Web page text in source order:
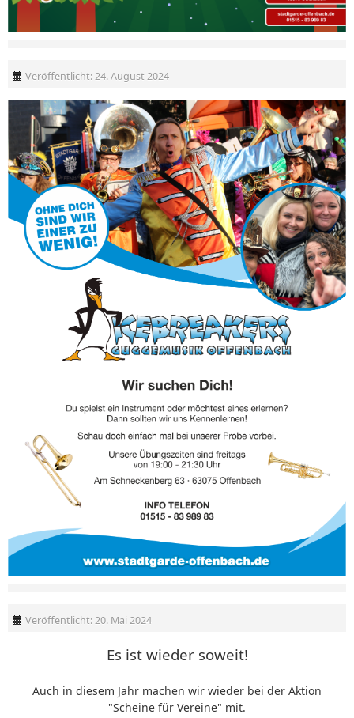
Veröffentlicht: 24. August 2024
Veröffentlicht: 20. Mai 2024
Es ist wieder soweit!
Auch in diesem Jahr machen wir wieder bei der Aktion
"Scheine für Vereine" mit.